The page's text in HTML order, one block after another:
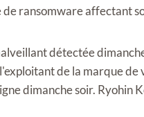
ransomware affectant
détectée
de la marque
dimanche soir. Ryohin